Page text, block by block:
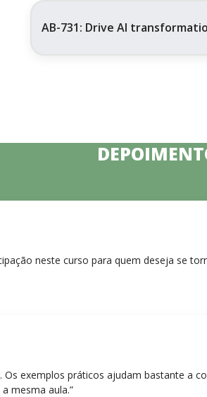
AB-731: Drive AI
neste curso para quem deseja se
exemplos práticos ajudam bastante a
mesma aula.”